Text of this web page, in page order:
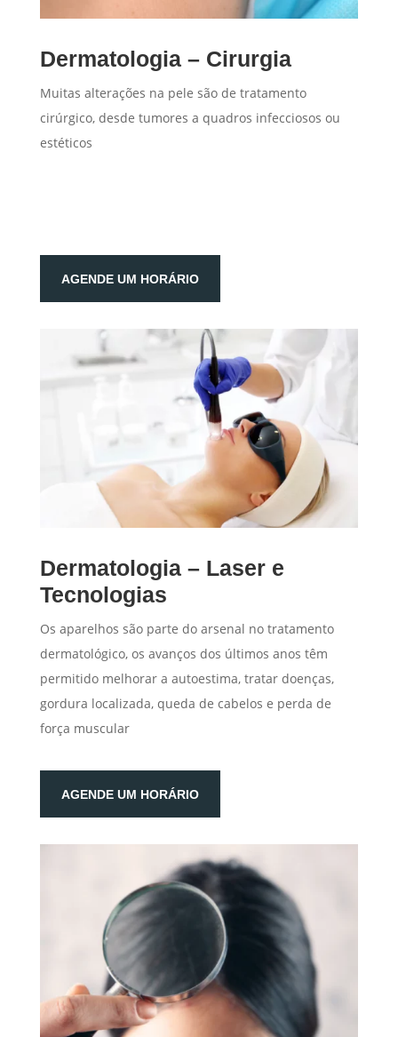
Dermatologia – Cirurgia
Muitas alterações na pele são de tratamento
cirúrgico, desde tumores a quadros infecciosos ou
estéticos
AGENDE UM HORÁRIO
Dermatologia – Laser e
Tecnologias
Os aparelhos são parte do arsenal no tratamento
dermatológico, os avanços dos últimos anos têm
permitido melhorar a autoestima, tratar doenças,
gordura localizada, queda de cabelos e perda de
força muscular
AGENDE UM HORÁRIO